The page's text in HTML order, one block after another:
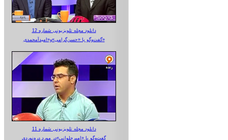
دانلود مجله تلویزیونی شماره 12
گفت‌وگو با «حسن‌گرامی»و«امیدآمحمدی»
دانلود مجله تلویزیونی شماره 11
گفت‌وگو با «امیرجلوانی»در مورد دره‌نوردی